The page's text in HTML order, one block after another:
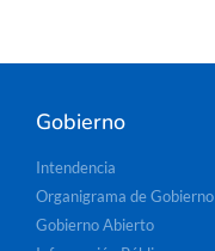
Gobierno
Intendencia
Organigrama de Gobierno
Gobierno Abierto